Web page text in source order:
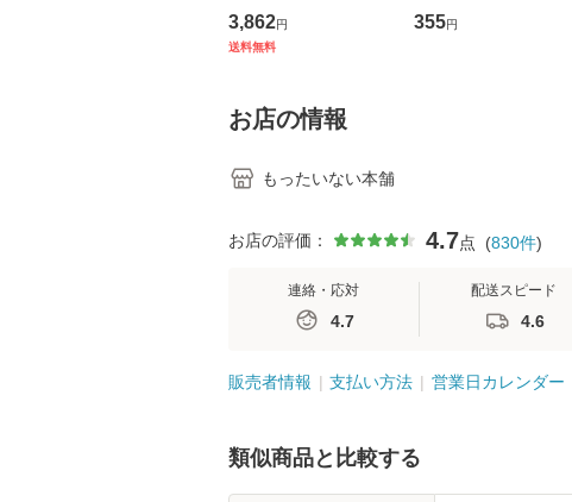
の看護マネジメントス
キル 改訂第3版 (看護
堂 [単行
3,862円
送料無料
ーンレコード [CD]
【メール便送料無料】
355円
お店の情報
もったいない本舗
お店の評価： 4.7点 (830件)
連絡・応対
4.7
配送スピード
4.6
販売者情報 支払い方法 営業日カレンダー
類似商品と比較する